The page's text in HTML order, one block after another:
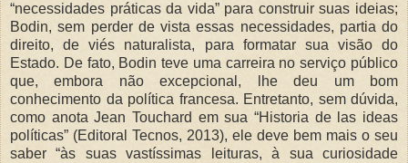
“necessidades práticas da vida” para construir suas ideias;
Bodin, sem perder de vista essas necessidades, partia do
direito, de viés naturalista, para formatar sua visão do
Estado. De fato, Bodin teve uma carreira no serviço público
que, embora não excepcional, lhe deu um bom
conhecimento da política francesa. Entretanto, sem dúvida,
como anota Jean Touchard em sua “Historia de las ideas
políticas” (Editoral Tecnos, 2013), ele deve bem mais o seu
saber “às suas vastíssimas leituras, à sua curiosidade